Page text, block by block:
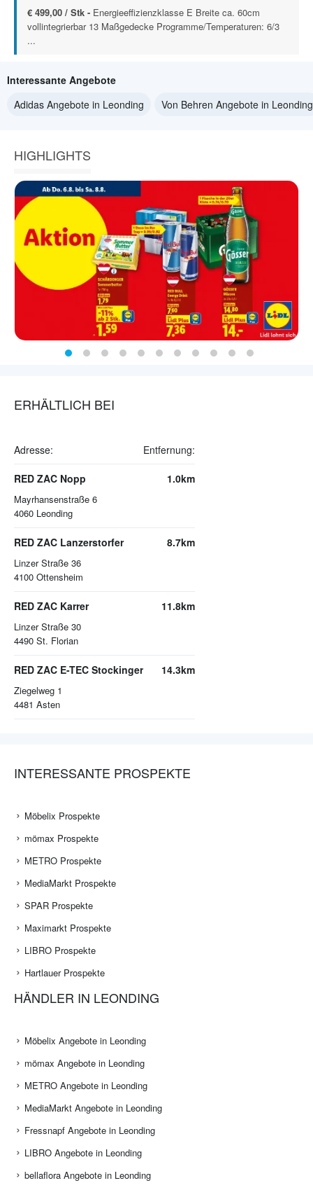
€ 499,00 / Stk - Energieeffizienzklasse E Breite ca. 60cm
vollintegrierbar 13 Maßgedecke Programme/Temperaturen: 6/3
...
Interessante Angebote
Adidas Angebote in Leonding
Von Behren Angebote in Leonding
HIGHLIGHTS
ERHÄLTLICH BEI
Adresse: Entfernung:
RED ZAC Nopp
Mayrhansenstraße 6
4060 Leonding
1.0km
RED ZAC Lanzerstorfer
Linzer Straße 36
4100 Ottensheim
8.7km
RED ZAC Karrer
Linzer Straße 30
4490 St. Florian
11.8km
RED ZAC E-TEC Stockinger
Ziegelweg 1
4481 Asten
14.3km
INTERESSANTE PROSPEKTE
Möbelix Prospekte
mömax Prospekte
METRO Prospekte
MediaMarkt Prospekte
SPAR Prospekte
Maximarkt Prospekte
LIBRO Prospekte
Hartlauer Prospekte
HÄNDLER IN LEONDING
Möbelix Angebote in Leonding
mömax Angebote in Leonding
METRO Angebote in Leonding
MediaMarkt Angebote in Leonding
Fressnapf Angebote in Leonding
LIBRO Angebote in Leonding
bellaflora Angebote in Leonding